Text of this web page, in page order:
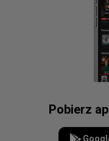
Pobierz